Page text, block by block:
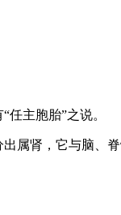
主胞胎”之说。
属肾，它与脑、脊